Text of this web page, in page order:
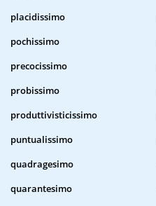
placidissimo
pochissimo
precocissimo
probissimo
produttivisticissimo
puntualissimo
quadragesimo
quarantesimo